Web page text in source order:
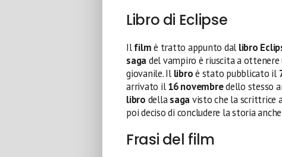
Libro di Eclipse
Ilfilmè tratto appunto dal libro
sagadel vampiro è riuscita a
giovanile. Il libroè stato pubblicato il
arrivato il16 novembredello stesso
libro dellasagavisto che la scrittrice
poi deciso di concludere la storia
Frasi del film